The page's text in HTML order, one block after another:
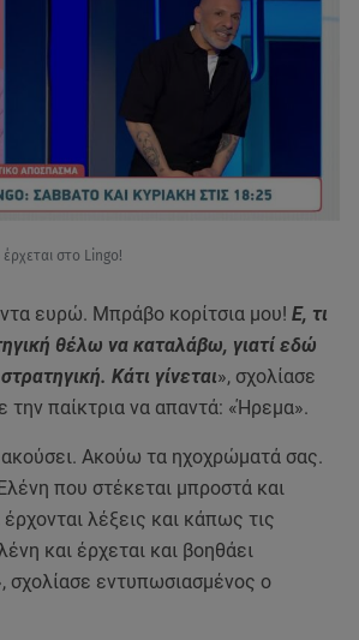
στο Lingo!
ευρώ. Μπράβο κορίτσια μου! Ε, τι
θέλω να καταλάβω, γιατί εδώ
Κάτι γίνεται», σχολίασε
την παίκτρια να απαντά: «Ήρεμα».
Ακούω τα ηχοχρώματά σας.
που στέκεται μπροστά και
λέξεις και κάπως τις
και έρχεται και βοηθάει
σχολίασε εντυπωσιασμένος ο